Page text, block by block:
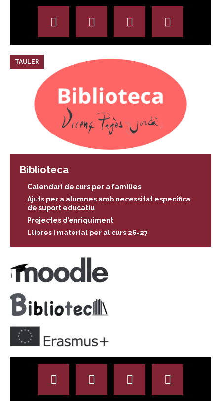
TAULER
Biblioteca
Calendari de curs per a famílies
Ajuts per a alumnes amb necessitat específica
de suport educatiu
Projectes d’enriquiment
Llibres i material per al curs 26-27